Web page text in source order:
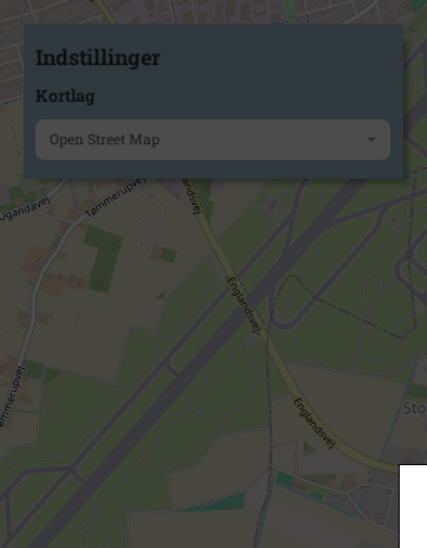
Indstillinger
Kortlag
Open Street Map